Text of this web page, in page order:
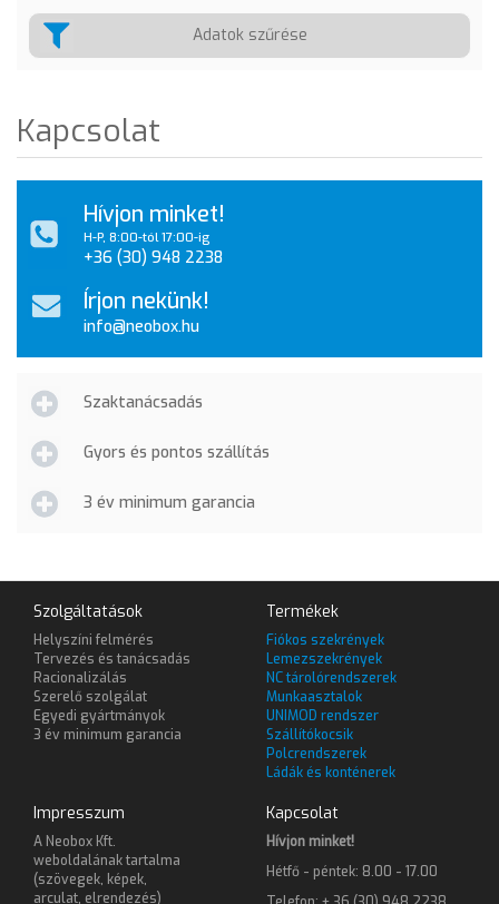
Adatok szűrése
Kapcsolat
Hívjon minket!
H-P, 8:00-tól 17:00-ig
+36 (30) 948 2238
Írjon nekünk!
info@neobox.hu
Szaktanácsadás
Gyors és pontos szállítás
3 év minimum garancia
Szolgáltatások
Helyszíni felmérés
Tervezés és tanácsadás
Racionalizálás
Szerelő szolgálat
Egyedi gyártmányok
3 év minimum garancia
Termékek
Fiókos szekrények
Lemezszekrények
NC tárolórendszerek
Munkaasztalok
UNIMOD rendszer
Szállítókocsik
Polcrendszerek
Ládák és konténerek
Impresszum
A Neobox Kft.
weboldalának tartalma
(szövegek, képek,
arculat, elrendezés)
Kapcsolat
Hívjon minket!
Hétfő - péntek: 8.00 - 17.00